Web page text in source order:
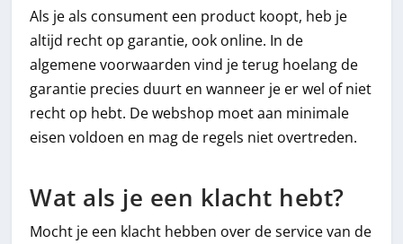
Als je als consument een product koopt, heb je
altijd recht op garantie, ook online. In de
algemene voorwaarden vind je terug hoelang de
garantie precies duurt en wanneer je er wel of niet
recht op hebt. De webshop moet aan minimale
eisen voldoen en mag de regels niet overtreden.
Wat als je een klacht hebt?
Mocht je een klacht hebben over de service van de